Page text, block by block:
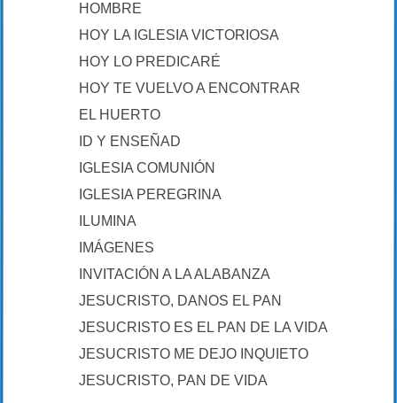
HOMBRE
HOY LA IGLESIA VICTORIOSA
HOY LO PREDICARÉ
HOY TE VUELVO A ENCONTRAR
EL HUERTO
ID Y ENSEÑAD
IGLESIA COMUNIÓN
IGLESIA PEREGRINA
ILUMINA
IMÁGENES
INVITACIÓN A LA ALABANZA
JESUCRISTO, DANOS EL PAN
JESUCRISTO ES EL PAN DE LA VIDA
JESUCRISTO ME DEJO INQUIETO
JESUCRISTO, PAN DE VIDA